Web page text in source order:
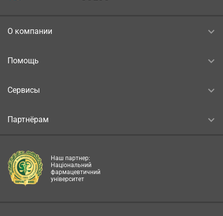
О компании
Помощь
Сервисы
Партнёрам
Наш партнер:
Національний
фармацевтичний
університет